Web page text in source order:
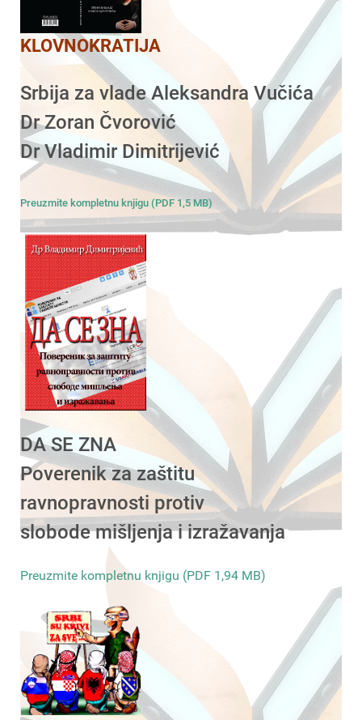
KLOVNOKRATIJA
Srbija za vlade Aleksandra Vučića
Dr Zoran Čvorović
Dr Vladimir Dimitrijević
Preuzmite kompletnu knjigu (PDF 1,5 MB)
DA SE ZNA
Poverenik za zaštitu
ravnopravnosti protiv
slobode mišljenja i izražavanja
Preuzmite kompletnu knjigu (PDF 1,94 MB)